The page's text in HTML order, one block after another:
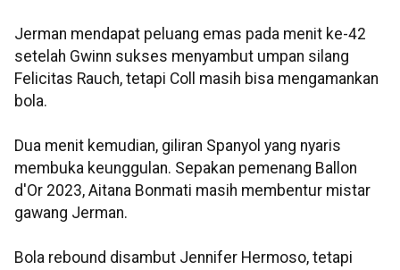
Jerman mendapat peluang emas pada menit ke-42
setelah Gwinn sukses menyambut umpan silang
Felicitas Rauch, tetapi Coll masih bisa mengamankan
bola.
Dua menit kemudian, giliran Spanyol yang nyaris
membuka keunggulan. Sepakan pemenang Ballon
d'Or 2023, Aitana Bonmati masih membentur mistar
gawang Jerman.
Bola rebound disambut Jennifer Hermoso, tetapi